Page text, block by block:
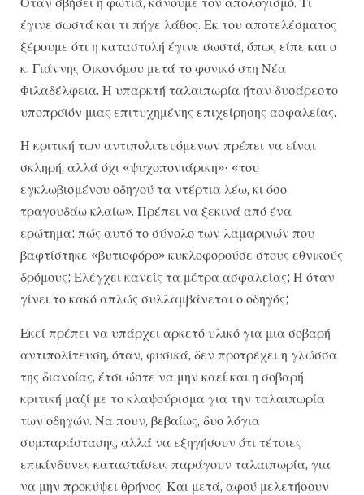
έγινε σωστά και τι πήγε λάθος. Εκ του αποτελέσματος
ξέρουμε ότι η καταστολή έγινε σωστά, όπως είπε και ο
κ. Γιάννης Οικονόμου μετά το φονικό στη Νέα
Φιλαδέλφεια. Η υπαρκτή ταλαιπωρία ήταν δυσάρεστο
υποπροϊόν μιας επιτυχημένης επιχείρησης ασφαλείας.
Η κριτική των αντιπολιτευόμενων πρέπει να είναι
σκληρή, αλλά όχι «ψυχοπονιάρικη»· «του
εγκλωβισμένου οδηγού τα ντέρτια λέω, κι όσο
τραγουδάω κλαίω». Πρέπει να ξεκινά από ένα
ερώτημα: πώς αυτό το σύνολο των λαμαρινών που
βαφτίστηκε «βυτιοφόρο» κυκλοφορούσε στους εθνικούς
δρόμους; Ελέγχει κανείς τα μέτρα ασφαλείας; Ή όταν
γίνει το κακό απλώς συλλαμβάνεται ο οδηγός;
Εκεί πρέπει να υπάρχει αρκετό υλικό για μια σοβαρή
αντιπολίτευση, όταν, φυσικά, δεν προτρέχει η γλώσσα
της διανοίας, έτσι ώστε να μην καεί και η σοβαρή
κριτική μαζί με το κλαψούρισμα για την ταλαιπωρία
των οδηγών. Να πουν, βεβαίως, δυο λόγια
συμπαράστασης, αλλά να εξηγήσουν ότι τέτοιες
επικίνδυνες καταστάσεις παράγουν ταλαιπωρία, για
να μην προκύψει θρήνος. Και μετά, αφού μελετήσουν